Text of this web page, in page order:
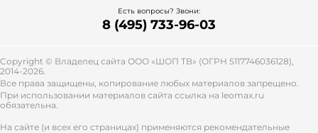
Лето — трикотажные куртки,
бомберы.
осень-зима 2021-2022? Ни один год не
обходится без кожаной куртки и
укороченной косухи с металлическими
заклепками. Она может быть
Есть вопросы? Звони:
8 (495) 733-96-03
Copyright © Владелец сайта ООО «ШОП ТВ» (ОГРН 5117746036128),
2014-2026.
Все права защищены, копирование любых материалов запрещено.
При использовании материалов сайта ссылка на leomax.ru
обязательна.
На сайте (и всех его страницах) применяются рекомендательные